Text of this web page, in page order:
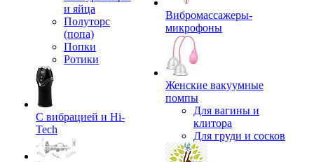
и яйца
Полуторс
(попа)
Попки
Ротики
С вибрацией и Hi-
Tech
Вибромассажеры-
микрофоны
Женские вакуумные
помпы
Для вагины и
клитора
Для груди и сосков